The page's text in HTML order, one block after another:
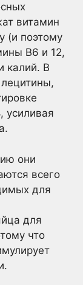
витамин
(и поэтому
В6 и 12,
калий. В
усиливая
они
всего
для
для
что